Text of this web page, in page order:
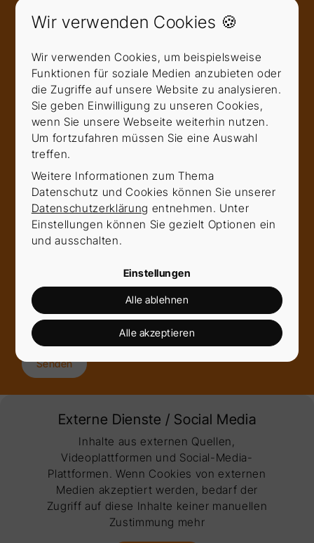
Telefon
Nachricht*
Ich akzeptiere die Datenschutzerklärung
Senden
Externe Dienste / Social Media
Inhalte aus externen Quellen,
Videoplattformen und Social-Media-
Plattformen. Wenn Cookies von externen
Medien akzeptiert werden, bedarf der
Zugriff auf diese Inhalte keiner manuellen
Zustimmung mehr
Wir verwenden Cookies 🍪
Wir verwenden Cookies, um beispielsweise
Funktionen für soziale Medien anzubieten oder
die Zugriffe auf unsere Website zu analysieren.
Sie geben Einwilligung zu unseren Cookies,
wenn Sie unsere Webseite weiterhin nutzen.
Um fortzufahren müssen Sie eine Auswahl
treffen.
Weitere Informationen zum Thema
Datenschutz und Cookies können Sie unserer
Datenschutzerklärung entnehmen. Unter
Einstellungen können Sie gezielt Optionen ein
und ausschalten.
Einstellungen
Alle ablehnen
Alle akzeptieren